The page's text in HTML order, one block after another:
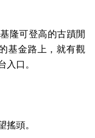
隆可登高的古蹟閒
基金路上，就有觀
口。
頭。